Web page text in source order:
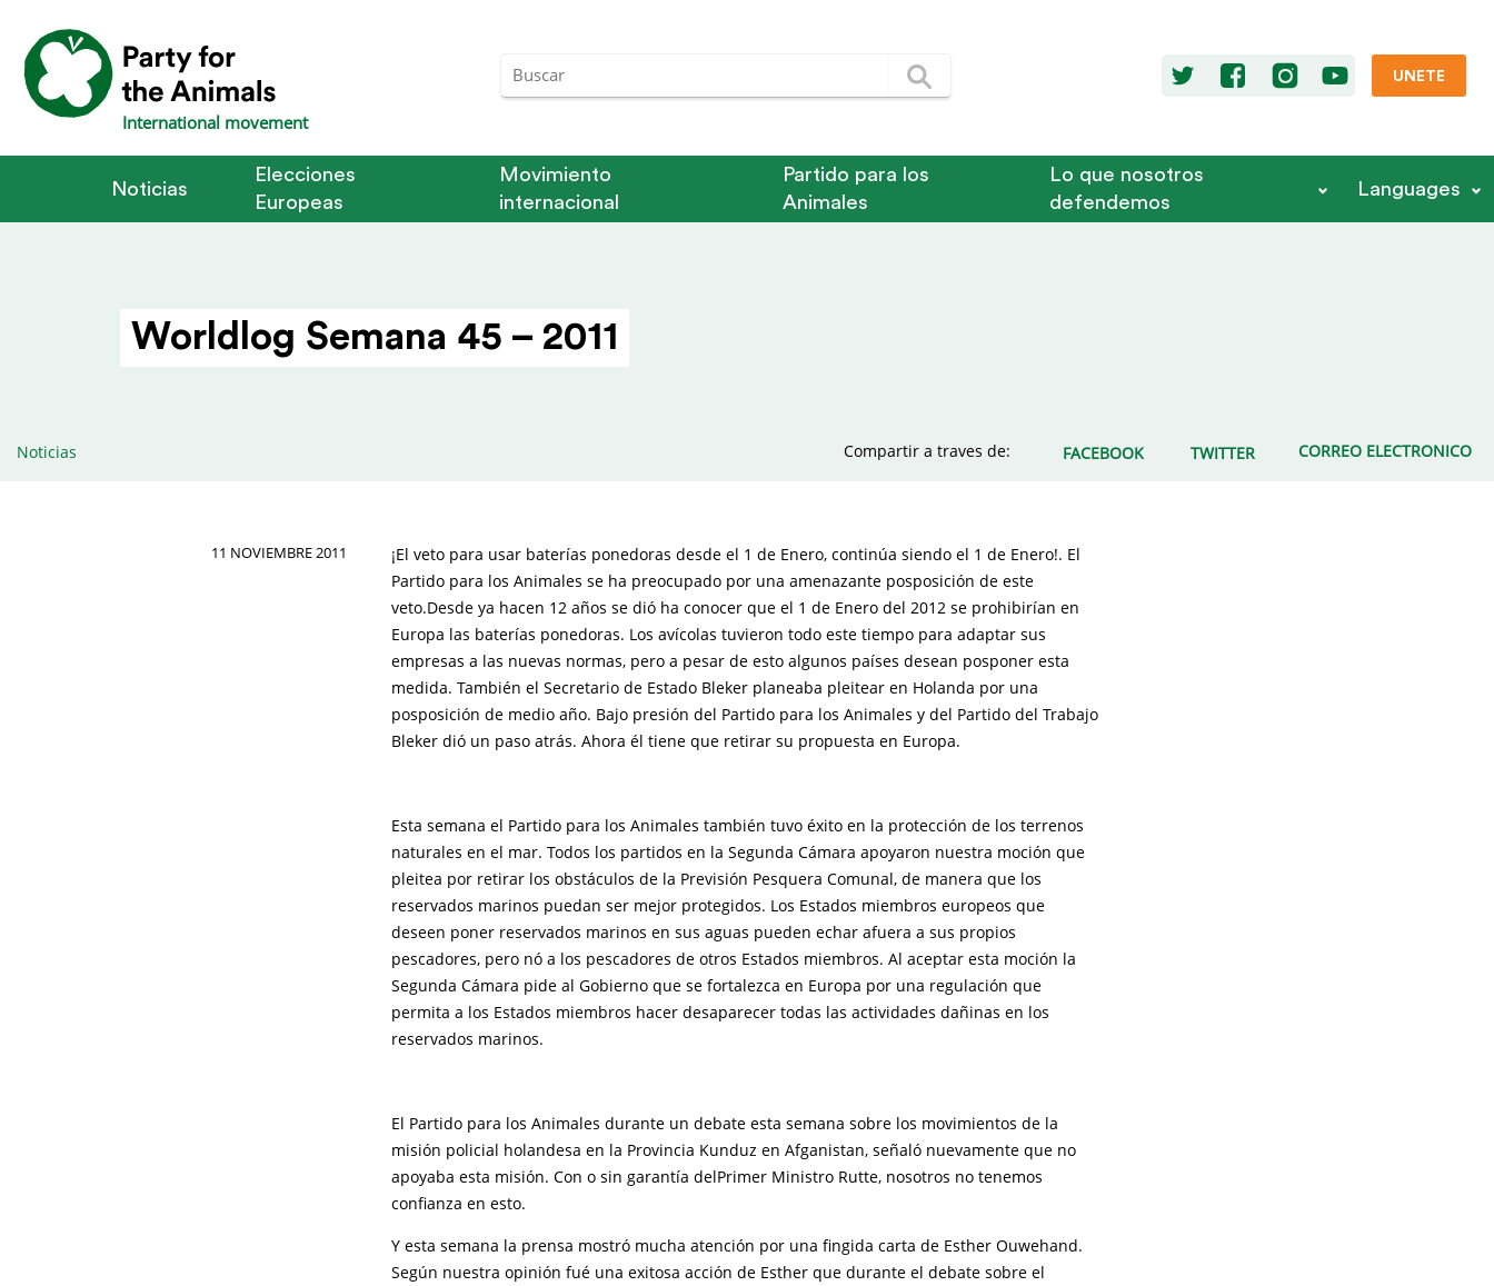
International movement
UNETE
Noticias
Elecciones
Europeas
Movimiento
internacional
Partido para los
Animales
Lo que nosotros
defendemos
Languages
Worldlog Semana 45 – 2011
Noticias Compartir a traves de: FACEBOOK TWITTER CORREO ELECTRONICO
11 NOVIEMBRE 2011
¡El veto para usar baterías ponedoras desde el 1 de Enero, continúa siendo el 1 de Enero!. El
Partido para los Animales se ha preocupado por una amenazante posposición de este
veto.Desde ya hacen 12 años se dió ha conocer que el 1 de Enero del 2012 se prohibirían en
Europa las baterías ponedoras. Los avícolas tuvieron todo este tiempo para adaptar sus
empresas a las nuevas normas, pero a pesar de esto algunos países desean posponer esta
medida. También el Secretario de Estado Bleker planeaba pleitear en Holanda por una
posposición de medio año. Bajo presión del Partido para los Animales y del Partido del Trabajo
Bleker dió un paso atrás. Ahora él tiene que retirar su propuesta en Europa.
Esta semana el Partido para los Animales también tuvo éxito en la protección de los terrenos
naturales en el mar. Todos los partidos en la Segunda Cámara apoyaron nuestra moción que
pleitea por retirar los obstáculos de la Previsión Pesquera Comunal, de manera que los
reservados marinos puedan ser mejor protegidos. Los Estados miembros europeos que
deseen poner reservados marinos en sus aguas pueden echar afuera a sus propios
pescadores, pero nó a los pescadores de otros Estados miembros. Al aceptar esta moción la
Segunda Cámara pide al Gobierno que se fortalezca en Europa por una regulación que
permita a los Estados miembros hacer desaparecer todas las actividades dañinas en los
reservados marinos.
El Partido para los Animales durante un debate esta semana sobre los movimientos de la
misión policial holandesa en la Provincia Kunduz en Afganistan, señaló nuevamente que no
apoyaba esta misión. Con o sin garantía delPrimer Ministro Rutte, nosotros no tenemos
confianza en esto.
Y esta semana la prensa mostró mucha atención por una fingida carta de Esther Ouwehand.
Según nuestra opinión fué una exitosa acción de Esther que durante el debate sobre el